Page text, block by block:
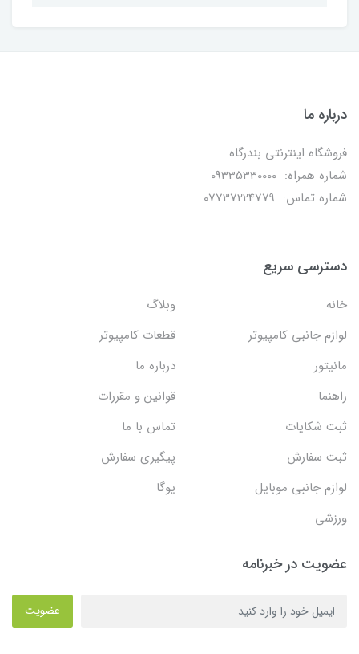
درباره ما
فروشگاه اینترنتی بندرگاه
شماره همراه: 09335330000
شماره تماس: 07737224779
دسترسی سریع
خانه
وبلاگ
لوازم جانبی کامپیوتر
قطعات کامپیوتر
مانیتور
درباره ما
راهنما
قوانین و مقررات
ثبت شکایات
تماس با ما
ثبت سفارش
پیگیری سفارش
لوازم جانبی موبایل
یوگا
ورزشی
عضویت در خبرنامه
عضویت